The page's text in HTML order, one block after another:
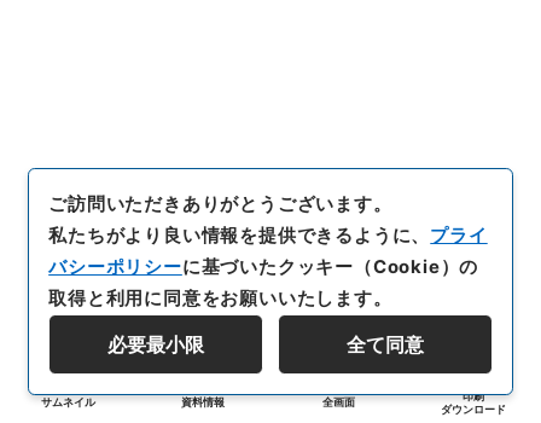
サムネイル 資料情報 全画面
印刷
ダウンロード
ご訪問いただきありがとうございます。
私たちがより良い情報を提供できるように、 プライ
バシーポリシーに基づいたクッキー（Cookie）の
取得と利用に同意をお願いいたします。
必要最小限 全て同意